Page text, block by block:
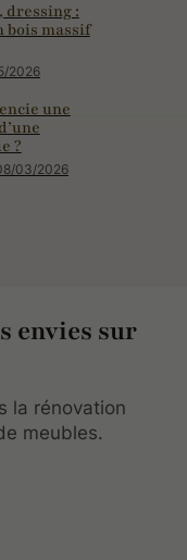
2026
dressing :
bois massif
03/2026
une
?
envies sur
la rénovation
meubles.